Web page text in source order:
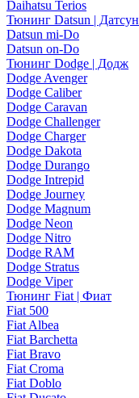
Daihatsu Terios
Тюнинг Datsun | Датсун
Datsun mi-Do
Datsun on-Do
Тюнинг Dodge | Додж
Dodge Avenger
Dodge Caliber
Dodge Caravan
Dodge Challenger
Dodge Charger
Dodge Dakota
Dodge Durango
Dodge Intrepid
Dodge Journey
Dodge Magnum
Dodge Neon
Dodge Nitro
Dodge RAM
Dodge Stratus
Dodge Viper
Тюнинг Fiat | Фиат
Fiat 500
Fiat Albea
Fiat Barchetta
Fiat Bravo
Fiat Croma
Fiat Doblo